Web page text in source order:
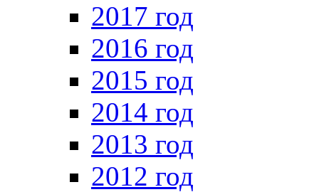
2017 год
2016 год
2015 год
2014 год
2013 год
2012 год